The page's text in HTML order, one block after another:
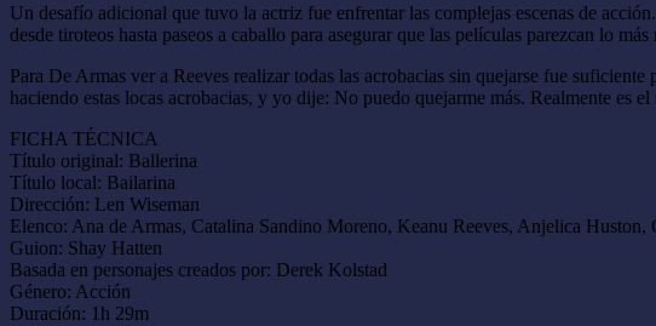
Un desafío adicional que tuvo la actriz fue enfrentar las complejas escenas de
desde tiroteos hasta paseos a caballo para asegurar que las películas parezcan lo más
Para De Armas ver a Reeves realizar todas las acrobacias sin quejarse fue
haciendo estas locas acrobacias, y yo dije: No puedo quejarme más. Realmente es
FICHA TÉCNICA
Título original: Ballerina
Título local: Bailarina
Dirección: Len Wiseman
Elenco: Ana de Armas, Catalina Sandino Moreno, Keanu Reeves, Anjelica
Guion: Shay Hatten
Basada en personajes creados por: Derek Kolstad
Género: Acción
Duración: 1h 29m